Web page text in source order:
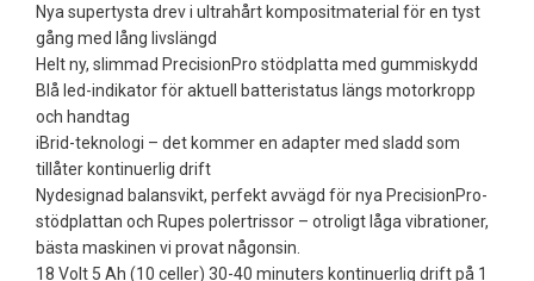
Nya supertysta drev i ultrahårt kompositmaterial för en tyst
gång med lång livslängd
Helt ny, slimmad PrecisionPro stödplatta med gummiskydd
Blå led-indikator för aktuell batteristatus längs motorkropp
och handtag
iBrid-teknologi – det kommer en adapter med sladd som
tillåter kontinuerlig drift
Nydesignad balansvikt, perfekt avvägd för nya PrecisionPro-
stödplattan och Rupes polertrissor – otroligt låga vibrationer,
bästa maskinen vi provat någonsin.
18 Volt 5 Ah (10 celler) 30-40 minuters kontinuerlig drift på 1